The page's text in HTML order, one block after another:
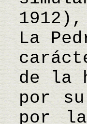
La
de la
por
por